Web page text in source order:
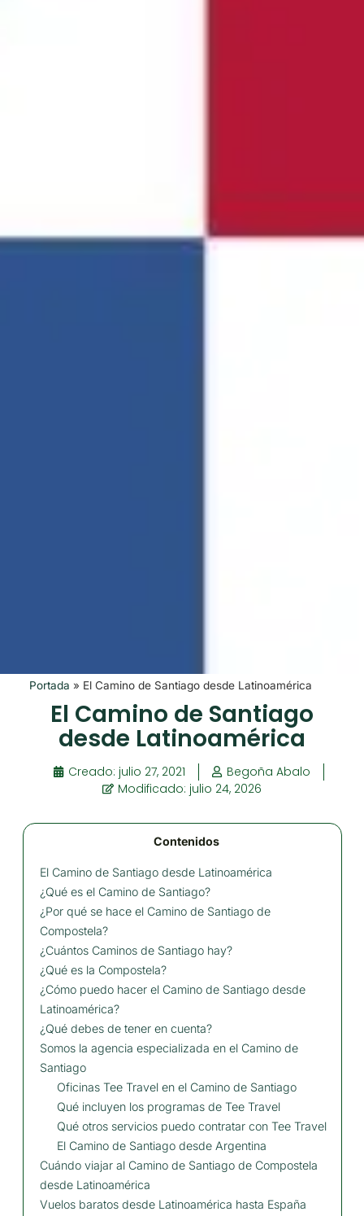
Portada » El Camino de Santiago desde Latinoamérica
El Camino de Santiago
desde Latinoamérica
Creado: julio 27, 2021
Begoña Abalo
Modificado: julio 24, 2026
Contenidos
El Camino de Santiago desde Latinoamérica
¿Qué es el Camino de Santiago?
¿Por qué se hace el Camino de Santiago de
Compostela?
¿Cuántos Caminos de Santiago hay?
¿Qué es la Compostela?
¿Cómo puedo hacer el Camino de Santiago desde
Latinoamérica?
¿Qué debes de tener en cuenta?
Somos la agencia especializada en el Camino de
Santiago
Oficinas Tee Travel en el Camino de Santiago
Qué incluyen los programas de Tee Travel
Qué otros servicios puedo contratar con Tee Travel
El Camino de Santiago desde Argentina
Cuándo viajar al Camino de Santiago de Compostela
desde Latinoamérica
Vuelos baratos desde Latinoamérica hasta España